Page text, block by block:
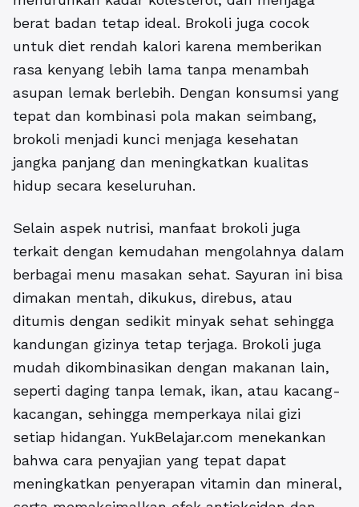
berat badan tetap ideal. Brokoli juga cocok
untuk diet rendah kalori karena memberikan
rasa kenyang lebih lama tanpa menambah
asupan lemak berlebih. Dengan konsumsi yang
tepat dan kombinasi pola makan seimbang,
brokoli menjadi kunci menjaga kesehatan
jangka panjang dan meningkatkan kualitas
hidup secara keseluruhan.
Selain aspek nutrisi, manfaat brokoli juga
terkait dengan kemudahan mengolahnya dalam
berbagai menu masakan sehat. Sayuran ini bisa
dimakan mentah, dikukus, direbus, atau
ditumis dengan sedikit minyak sehat sehingga
kandungan gizinya tetap terjaga. Brokoli juga
mudah dikombinasikan dengan makanan lain,
seperti daging tanpa lemak, ikan, atau kacang-
kacangan, sehingga memperkaya nilai gizi
setiap hidangan. YukBelajar.com menekankan
bahwa cara penyajian yang tepat dapat
meningkatkan penyerapan vitamin dan mineral,